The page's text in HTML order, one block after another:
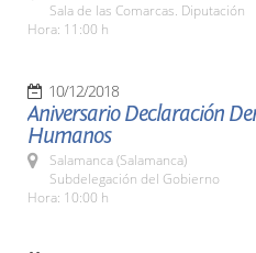
Sala de las Comarcas. Diputación
Hora: 11:00 h
10/12/2018
Aniversario Declaración
Humanos
Salamanca (Salamanca)
Subdelegación del Gobierno
Hora: 10:00 h